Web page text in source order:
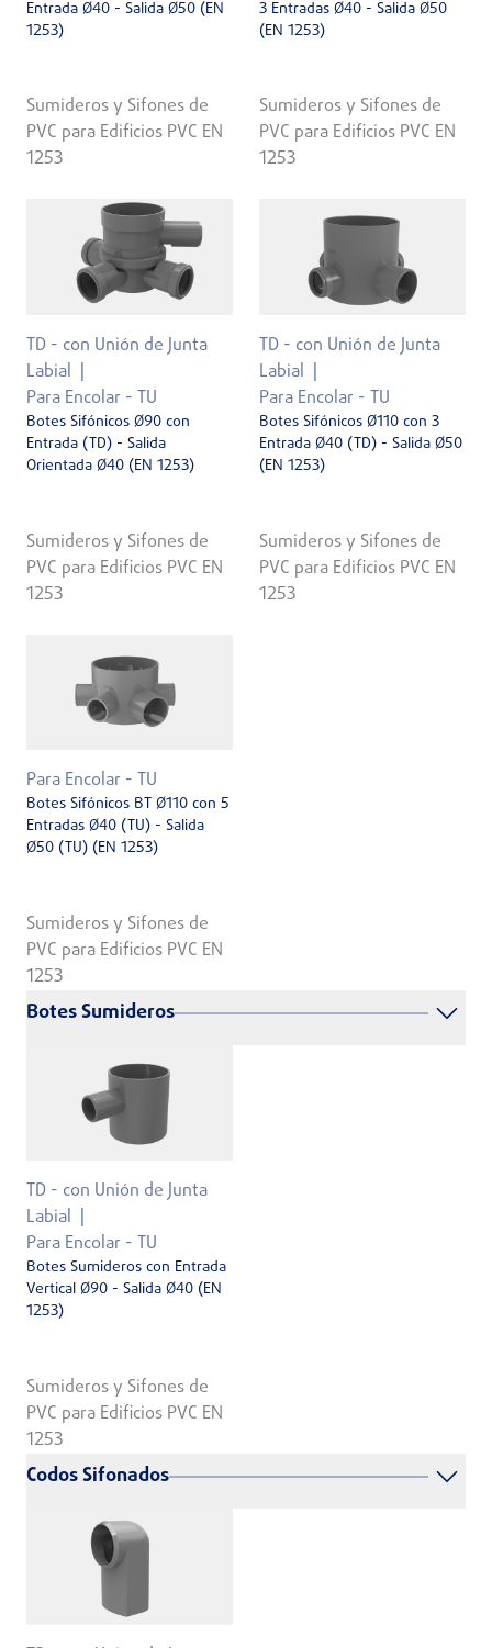
Entrada Ø40 - Salida Ø50 (EN
1253)
Sumideros y Sifones de
PVC para Edificios PVC EN
1253
3 Entradas Ø40 - Salida Ø50
(EN 1253)
Sumideros y Sifones de
PVC para Edificios PVC EN
1253
TD - con Unión de Junta
Labial
Para Encolar - TU
Botes Sifónicos Ø90 con
Entrada (TD) - Salida
Orientada Ø40 (EN 1253)
Sumideros y Sifones de
PVC para Edificios PVC EN
1253
TD - con Unión de Junta
Labial
Para Encolar - TU
Botes Sifónicos Ø110 con 3
Entrada Ø40 (TD) - Salida Ø50
(EN 1253)
Sumideros y Sifones de
PVC para Edificios PVC EN
1253
Para Encolar - TU
Botes Sifónicos BT Ø110 con 5
Entradas Ø40 (TU) - Salida
Ø50 (TU) (EN 1253)
Sumideros y Sifones de
PVC para Edificios PVC EN
1253
Botes Sumideros
TD - con Unión de Junta
Labial
Para Encolar - TU
Botes Sumideros con Entrada
Vertical Ø90 - Salida Ø40 (EN
1253)
Sumideros y Sifones de
PVC para Edificios PVC EN
1253
Codos Sifonados